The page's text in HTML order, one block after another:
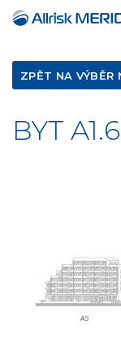
BYT
ZPĚT NA VÝBĚR